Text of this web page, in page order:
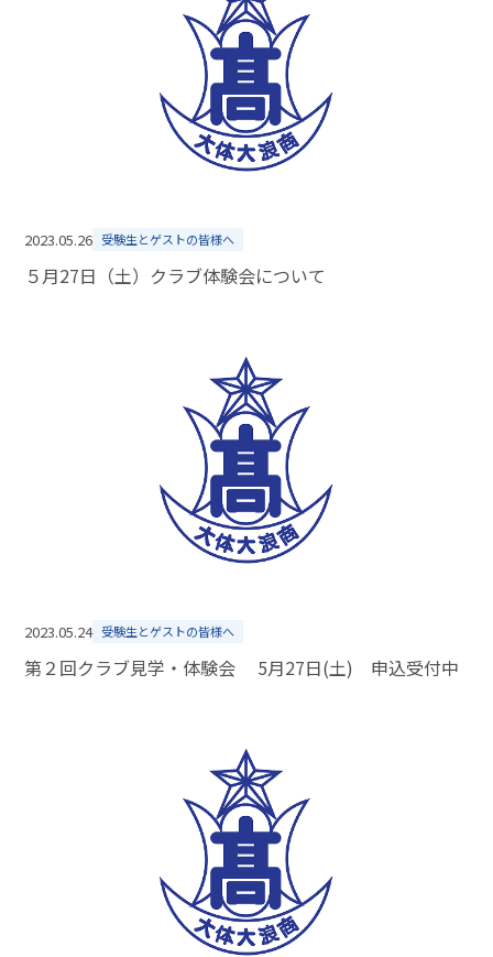
2023.05.26 受験生とゲストの皆様へ
５月27日（土）クラブ体験会について
2023.05.24 受験生とゲストの皆様へ
第２回クラブ見学・体験会 5月27日(土) 申込受付中